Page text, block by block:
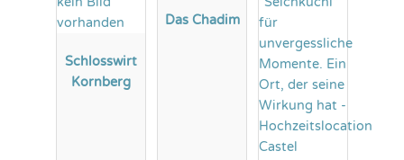
Schlosswirt
Kornberg
Das Chadim